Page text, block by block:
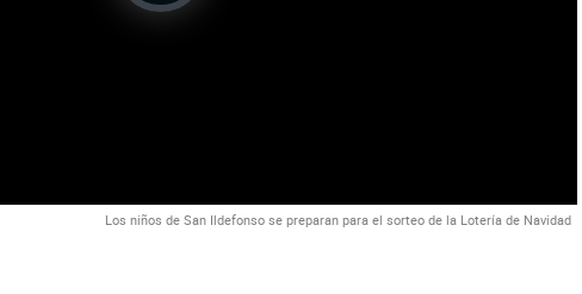
Los niños de San Ildefonso se preparan para el sorteo de la Lotería de Navidad